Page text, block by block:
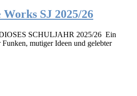
SJ 2025/26
SCHULJAHR 2025/26 Ein
mutiger Ideen und gelebter